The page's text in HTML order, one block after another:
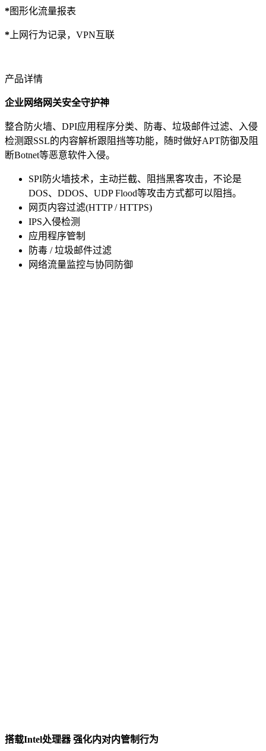
*图形化流量报表
* 上网行为记录，VPN互联
产品详情
企业网络网关安全守护神
整合防火墙、DPI应用程序分类、防毒、垃圾邮件过滤、入侵
检测跟SSL的内容解析跟阻挡等功能，随时做好APT防御及阻
断Botnet等恶意软件入侵。
SPI防火墙技术，主动拦截、阻挡黑客攻击，不论是
DOS、DDOS、UDP Flood等攻击方式都可以阻挡。
网页内容过滤(HTTP / HTTPS)
IPS入侵检测
应用程序管制
防毒 / 垃圾邮件过滤
网络流量监控与协同防御
搭载Intel处理器 强化内对内管制行为